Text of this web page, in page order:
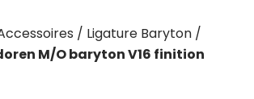
/ Ligature Baryton /
M/O baryton V16 finition